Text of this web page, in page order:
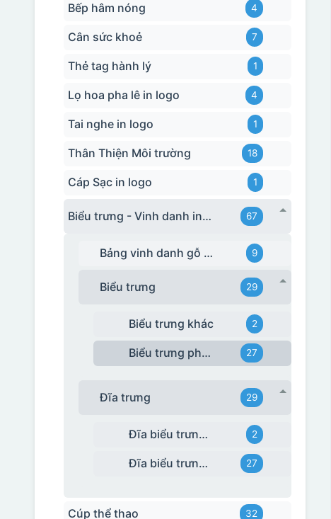
Bếp hâm nóng 4
Cân sức khoẻ 7
Thẻ tag hành lý 1
Lọ hoa pha lê in logo 4
Tai nghe in logo 1
Thân Thiện Môi trường 18
Cáp Sạc in logo 1
Biểu trưng - Vinh danh in logo 67
Bảng vinh danh gỗ đồng 9
Biểu trưng 29
Biểu trưng khác 2
Biểu trưng pha lê 27
Đĩa trưng 29
Đĩa biểu trưng khác 2
Đĩa biểu trưng sứ BT 27
Cúp thể thao 32